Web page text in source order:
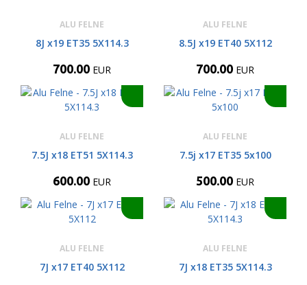
ALU FELNE
8J x19 ET35 5X114.3
700.00 EUR
ALU FELNE
8.5J x19 ET40 5X112
700.00 EUR
ALU FELNE
7.5J x18 ET51 5X114.3
600.00 EUR
ALU FELNE
7.5j x17 ET35 5x100
500.00 EUR
ALU FELNE
7J x17 ET40 5X112
ALU FELNE
7J x18 ET35 5X114.3